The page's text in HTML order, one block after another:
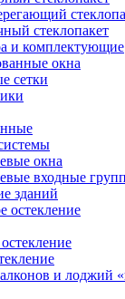
стеклопакет
и комплектующие
окна
сетки
окна
входные
зданий
остекление
и лоджий